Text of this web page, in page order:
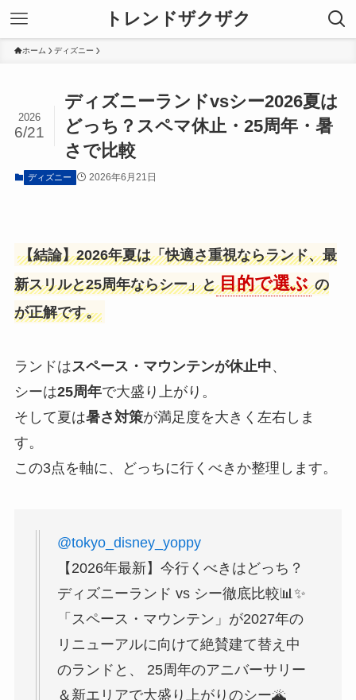
トレンドザクザク
ホーム ディズニー
ディズニーランドvsシー2026夏は
どっち？スペマ休止・25周年・暑
さで比較
2026
6/21
ディズニー 2026年6月21日
【結論】2026年夏は「快適さ重視ならランド、最
新スリルと25周年ならシー」と 目的で選ぶ の
が正解です。
ランドはスペース・マウンテンが休止中、
シーは25周年で大盛り上がり。
そして夏は暑さ対策が満足度を大きく左右しま
す。
この3点を軸に、どっちに行くべきか整理します。
@tokyo_disney_yoppy
【2026年最新】今行くべきはどっち？
ディズニーランド vs シー徹底比較📊✨
「スペース・マウンテン」が2027年の
リニューアルに向けて絶賛建て替え中
のランドと、 25周年のアニバーサリー
＆新エリアで大盛り上がりのシー🌋